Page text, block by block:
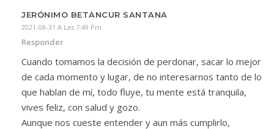
JERÓNIMO BETANCUR SANTANA
2021-08-31 A Las 7:49 Pm
Responder
Cuando tomamos la decisión de perdonar, sacar lo mejor
de cada momento y lugar, de no interesarnos tanto de lo
que hablan de mí, todo fluye, tu mente está tranquila,
vives feliz, con salud y gozo.
Aunque nos cueste entender y aun más cumplirlo,